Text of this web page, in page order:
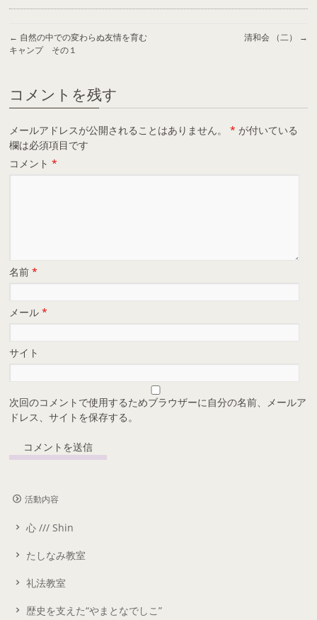
← 自然の中での変わらぬ友情を育む
キャンプ その１
清和会 （二） →
コメントを残す
メールアドレスが公開されることはありません。 * が付いている
欄は必須項目です
コメント*
名前*
メール*
サイト
次回のコメントで使用するためブラウザーに自分の名前、メールア
ドレス、サイトを保存する。
活動内容
心 /// Shin
たしなみ教室
礼法教室
歴史を支えた“やまとなでしこ”